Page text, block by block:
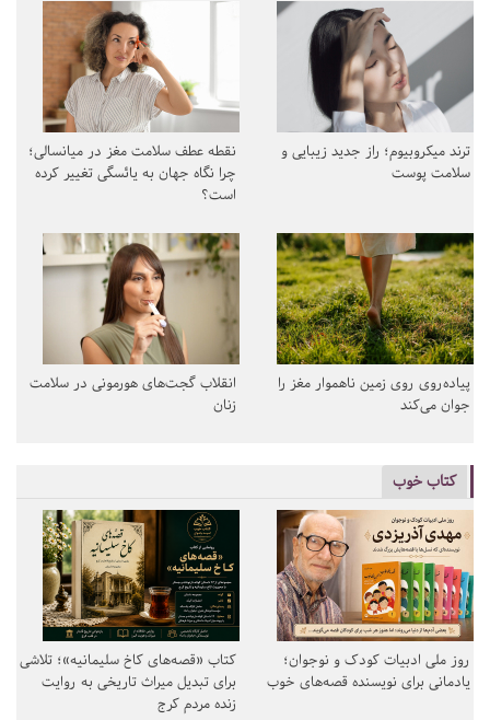
ترند میکروبیوم؛ راز جدید زیبایی و
سلامت پوست
نقطه عطف سلامت مغز در میانسالی؛
چرا نگاه جهان به یائسگی تغییر کرده
است؟
پیاده‌روی روی زمین ناهموار مغز را
جوان می‌کند
انقلاب گجت‌های هورمونی در سلامت
زنان
کتاب خوب
روز ملی ادبیات کودک و نوجوان؛
یادمانی برای نویسنده قصه‌های خوب
کتاب «قصه‌های کاخ سلیمانیه»؛ تلاشی
برای تبدیل میراث تاریخی به روایت
زنده مردم کرج